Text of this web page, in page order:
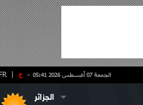
- ع FR الجمعة 07 أغسطس 2026 05:41
الجزائر